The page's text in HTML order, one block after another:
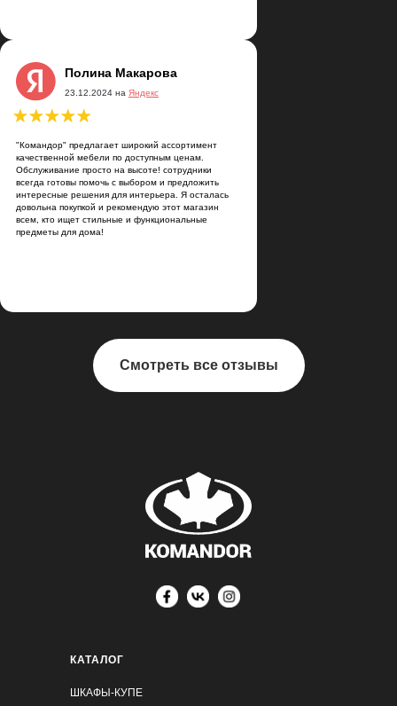
Полина Макарова
"Командор" предлагает широкий ассортимент
качественной мебели по доступным ценам.
Обслуживание просто на высоте! сотрудники
всегда готовы помочь с выбором и предложить
интересные решения для интерьера. Я осталась
довольна покупкой и рекомендую этот магазин
всем, кто ищет стильные и функциональные
предметы для дома!
23.12.2024 на Яндекс
Смотреть все отзывы
КАТАЛОГ
ШКАФЫ-КУПЕ